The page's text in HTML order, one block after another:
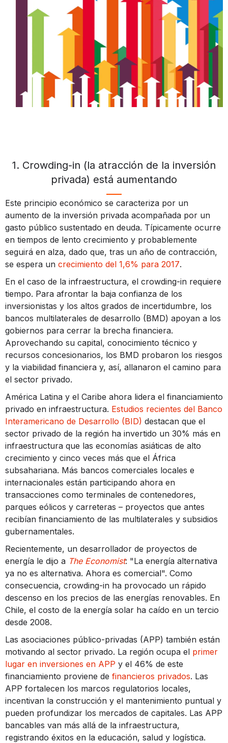
1. Crowding-in (la atracción de la inversión
privada) está aumentando
Este principio económico se caracteriza por un
aumento de la inversión privada acompañada por un
gasto público sustentado en deuda. Típicamente ocurre
en tiempos de lento crecimiento y probablemente
seguirá en alza, dado que, tras un año de contracción,
se espera un crecimiento del 1,6% para 2017.
En el caso de la infraestructura, el crowding-in requiere
tiempo. Para afrontar la baja confianza de los
inversionistas y los altos grados de incertidumbre, los
bancos multilaterales de desarrollo (BMD) apoyan a los
gobiernos para cerrar la brecha financiera.
Aprovechando su capital, conocimiento técnico y
recursos concesionarios, los BMD probaron los riesgos
y la viabilidad financiera y, así, allanaron el camino para
el sector privado.
América Latina y el Caribe ahora lidera el financiamiento
privado en infraestructura. Estudios recientes del Banco
Interamericano de Desarrollo (BID) destacan que el
sector privado de la región ha invertido un 30% más en
infraestructura que las economías asiáticas de alto
crecimiento y cinco veces más que el África
subsahariana. Más bancos comerciales locales e
internacionales están participando ahora en
transacciones como terminales de contenedores,
parques eólicos y carreteras – proyectos que antes
recibían financiamiento de las multilaterales y subsidios
gubernamentales.
Recientemente, un desarrollador de proyectos de
energía le dijo a The Economist: "La energía alternativa
ya no es alternativa. Ahora es comercial". Como
consecuencia, crowding-in ha provocado un rápido
descenso en los precios de las energías renovables. En
Chile, el costo de la energía solar ha caído en un tercio
desde 2008.
Las asociaciones público-privadas (APP) también están
motivando al sector privado. La región ocupa el primer
lugar en inversiones en APP y el 46% de este
financiamiento proviene de financieros privados. Las
APP fortalecen los marcos regulatorios locales,
incentivan la construcción y el mantenimiento puntual y
pueden profundizar los mercados de capitales. Las APP
bancables van más allá de la infraestructura,
registrando éxitos en la educación, salud y logística.